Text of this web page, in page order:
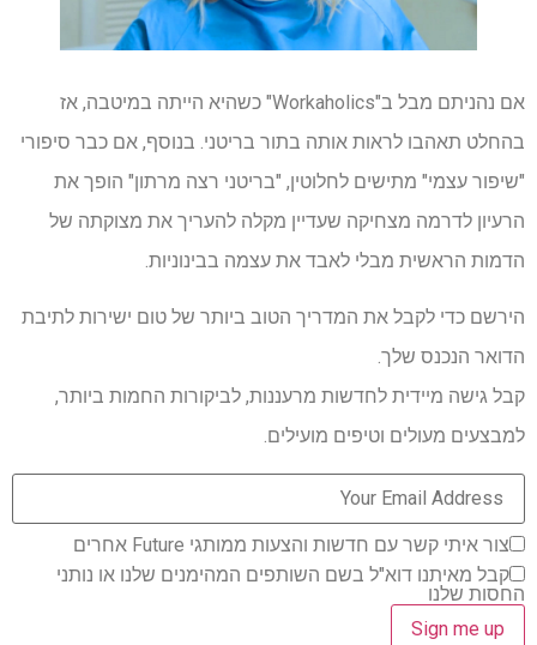
אם נהניתם מבל ב"Workaholics" כשהיא הייתה במיטבה, אז
בהחלט תאהבו לראות אותה בתור בריטני. בנוסף, אם כבר סיפורי
"שיפור עצמי" מתישים לחלוטין, "בריטני רצה מרתון" הופך את
הרעיון לדרמה מצחיקה שעדיין מקלה להעריך את מצוקתה של
הדמות הראשית מבלי לאבד את עצמה בבינוניות.
הירשם כדי לקבל את המדריך הטוב ביותר של טום ישירות לתיבת
הדואר הנכנס שלך.
קבל גישה מיידית לחדשות מרעננות, לביקורות החמות ביותר,
למבצעים מעולים וטיפים מועילים.
צור איתי קשר עם חדשות והצעות ממותגי Future אחרים
קבל מאיתנו דוא"ל בשם השותפים המהימנים שלנו או נותני
החסות שלנו